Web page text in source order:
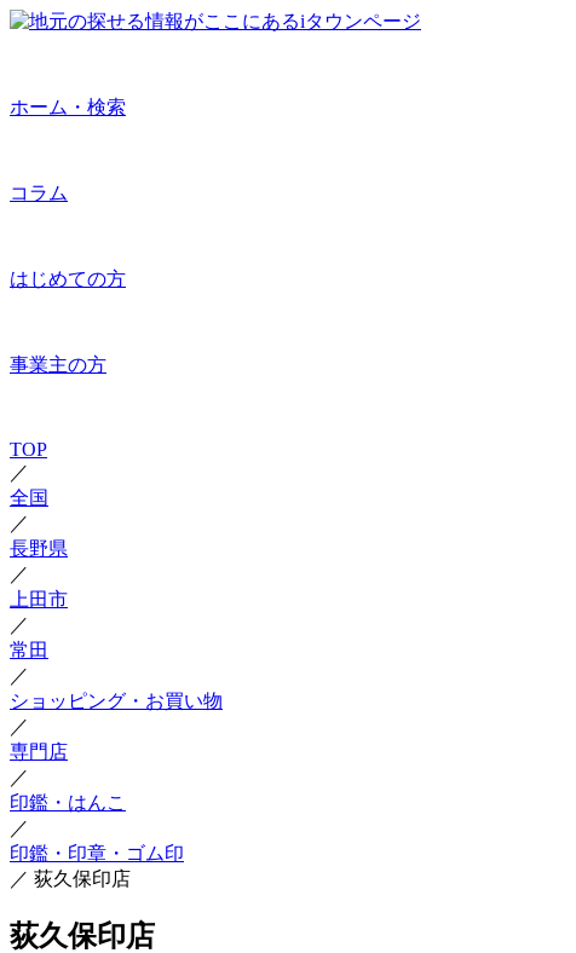
ホーム・検索
コラム
はじめての方
事業主の方
TOP
／
全国
／
長野県
／
上田市
／
常田
／
ショッピング・お買い物
／
専門店
／
印鑑・はんこ
／
印鑑・印章・ゴム印
／ 荻久保印店
荻久保印店